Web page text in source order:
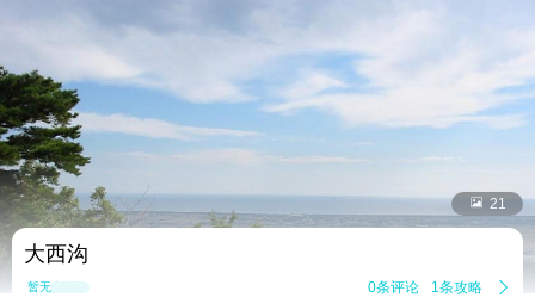
 21
大西沟
暂无点评 0条评论 1条攻略 
